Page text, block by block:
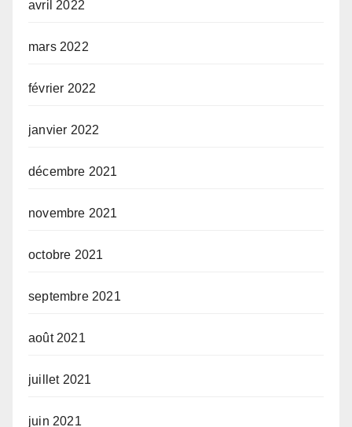
avril 2022
mars 2022
février 2022
janvier 2022
décembre 2021
novembre 2021
octobre 2021
septembre 2021
août 2021
juillet 2021
juin 2021